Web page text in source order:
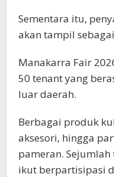
Sementara itu,
akan tampil
Manakarra Fair
50 tenant yang
luar daerah.
Berbagai produk
aksesori, hingga
pameran.
ikut berpartisipasi